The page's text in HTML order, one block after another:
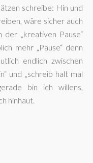
schreibe: Hin und
wäre sicher auch
„kreativen Pause“
mehr „Pause“ denn
endlich zwischen
und „schreib halt mal
bin ich willens,
hinhaut.